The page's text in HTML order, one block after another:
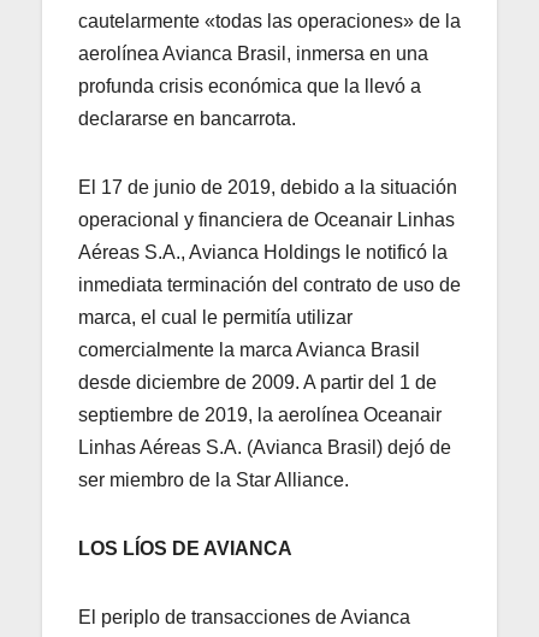
cautelarmente «todas las operaciones» de la
aerolínea Avianca Brasil, inmersa en una
profunda crisis económica que la llevó a
declararse en bancarrota.
El 17 de junio de 2019, debido a la situación
operacional y financiera de Oceanair Linhas
Aéreas S.A., Avianca Holdings le notificó la
inmediata terminación del contrato de uso de
marca, el cual le permitía utilizar
comercialmente la marca Avianca Brasil
desde diciembre de 2009. A partir del 1 de
septiembre de 2019, la aerolínea Oceanair
Linhas Aéreas S.A. (Avianca Brasil) dejó de
ser miembro de la Star Alliance.
LOS LÍOS DE AVIANCA
El periplo de transacciones de Avianca